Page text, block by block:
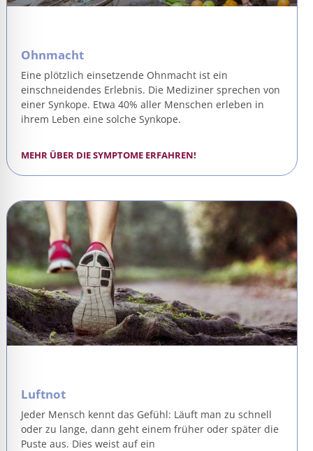
Ohnmacht
Eine plötzlich einsetzende Ohnmacht ist ein
einschneidendes Erlebnis. Die Mediziner sprechen von
einer Synkope. Etwa 40% aller Menschen erleben in
ihrem Leben eine solche Synkope.
MEHR ÜBER DIE SYMPTOME ERFAHREN!
Luftnot
Jeder Mensch kennt das Gefühl: Läuft man zu schnell
oder zu lange, dann geht einem früher oder später die
Puste aus. Dies weist auf ein